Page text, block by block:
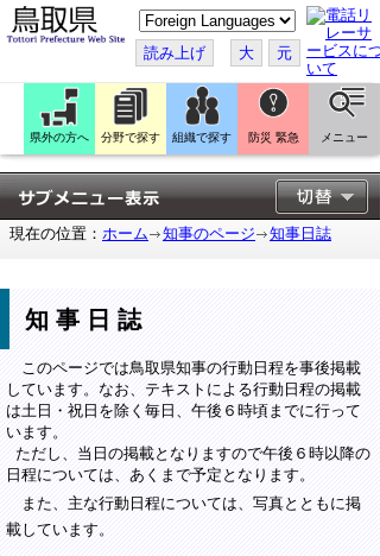
こ
の
ペ
ー
ジ
翻
訳
す
る
読み上げ 大 元
県外の方へ 分野で探す 組織で探す 防災 緊急 メニュー
現在の位置： ホーム 知事のページ 知事日誌
知事日誌
このページでは鳥取県知事の行動日程を事後掲載
しています。なお、テキストによる行動日程の掲載
は土日・祝日を除く毎日、午後６時頃までに行って
います。
ただし、当日の掲載となりますので午後６時以降の
日程については、あくまで予定となります。
また、主な行動日程については、写真とともに掲
載しています。